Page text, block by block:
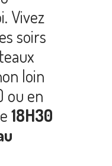
Vivez
soirs
loin
ou en
18H30